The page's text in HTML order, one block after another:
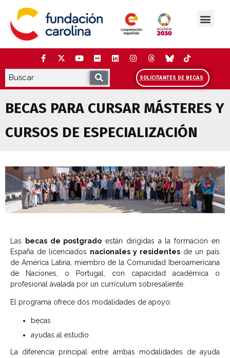
contenido
SOLICITANTES DE BECAS
BECAS PARA CURSAR MÁSTERES Y
CURSOS DE ESPECIALIZACIÓN
Las becas de postgrado están dirigidas a la formación en
España de licenciados nacionales y residentes de un país
de América Latina, miembro de la Comunidad Iberoamericana
de Naciones, o Portugal, con capacidad académica o
profesional avalada por un currículum sobresaliente.
El programa ofrece dos modalidades de apoyo:
becas
ayudas al estudio
La diferencia principal entre ambas modalidades de ayuda